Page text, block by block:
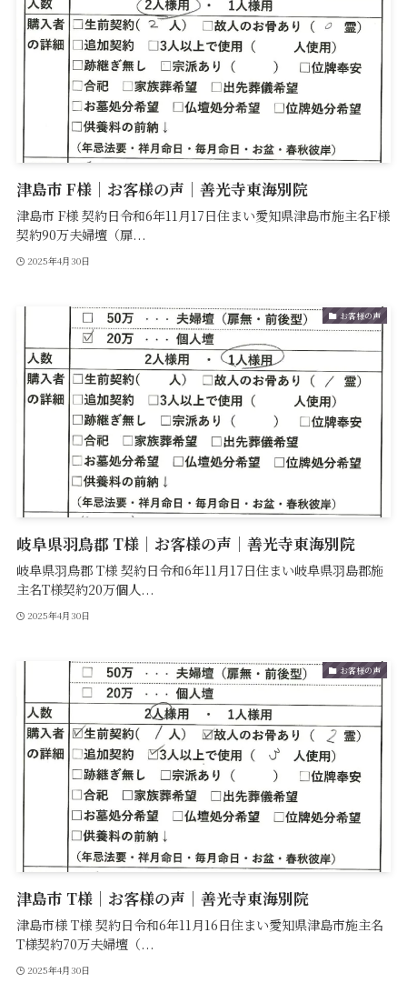
津島市 F様｜お客様の声｜善光寺東海別院
津島市 F様 契約日令和6年11月17日住まい愛知県津島市施主名F様
契約90万夫婦壇（扉...
2025年4月30日
お客様の声
岐阜県羽鳥郡 T様｜お客様の声｜善光寺東海別院
岐阜県羽鳥郡 T様 契約日令和6年11月17日住まい岐阜県羽島郡施
主名T様契約20万個人...
2025年4月30日
お客様の声
津島市 T様｜お客様の声｜善光寺東海別院
津島市様 T様 契約日令和6年11月16日住まい愛知県津島市施主名
T様契約70万夫婦壇（...
2025年4月30日